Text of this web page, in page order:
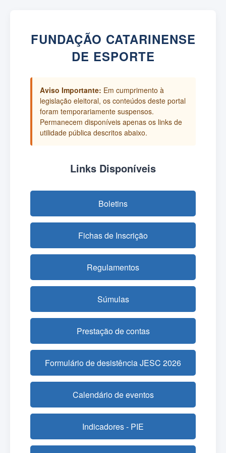
FUNDAÇÃO CATARINENSE
DE ESPORTE
Aviso Importante: Em cumprimento à
legislação eleitoral, os conteúdos deste portal
foram temporariamente suspensos.
Permanecem disponíveis apenas os links de
utilidade pública descritos abaixo.
Links Disponíveis
Boletins
Fichas de Inscrição
Regulamentos
Súmulas
Prestação de contas
Formulário de desistência JESC 2026
Calendário de eventos
Indicadores - PIE